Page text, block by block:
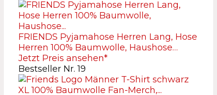
FRIENDS Pyjamahose Herren Lang, Hose
Herren 100% Baumwolle, Haushose…
Jetzt Preis ansehen*
Bestseller Nr. 19